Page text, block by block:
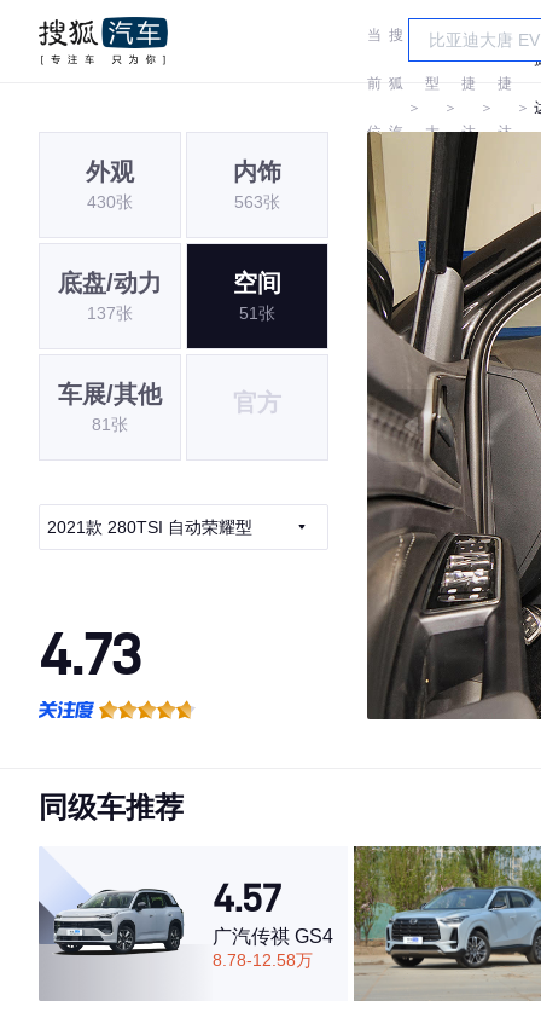
当
前
位
置:
搜
狐
汽
＞
车
型
大
全
＞
捷
达
＞
捷
达
＞
外观
430张
内饰
563张
底盘/动力
137张
空间
51张
车展/其他
81张
官方
2021款 280TSI 自动荣耀型
4.73
·空间表现较为优秀，优于72%同级车
同级车推荐
4.57
广汽传祺 GS4
8.78-12.58万